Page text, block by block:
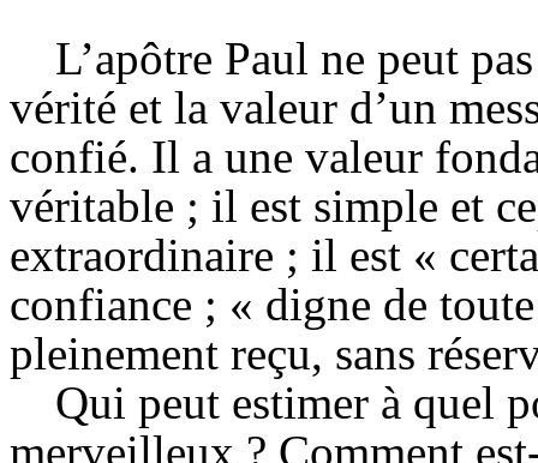
L’apôtre Paul ne peut
vérité et la valeur d’un
confié. Il a une valeur
véritable ; il est simple et
extraordinaire ; il est «
confiance ; « digne de
pleinement reçu, sans
Qui peut estimer à quel
merveilleux ? Comment